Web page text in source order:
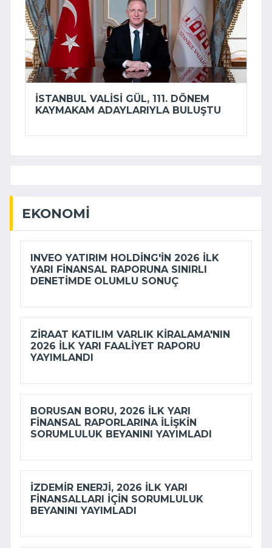
İSTANBUL VALISI GÜL, 111. DÖNEM
KAYMAKAM ADAYLARIYLA BULUŞTU
EKONOMI
INVEO YATIRIM HOLDING'IN 2026 ILK
YARI FINANSAL RAPORUNA SINIRLI
DENETIMDE OLUMLU SONUÇ
ZIRAAT KATILIM VARLIK KIRALAMA'NIN
2026 ILK YARI FAALIYET RAPORU
YAYIMLANDI
BORUSAN BORU, 2026 ILK YARI
FINANSAL RAPORLARINA ILIŞKIN
SORUMLULUK BEYANINI YAYIMLADI
İZDEMİR ENERJI, 2026 ILK YARI
FINANSALLARI IÇIN SORUMLULUK
BEYANINI YAYIMLADI